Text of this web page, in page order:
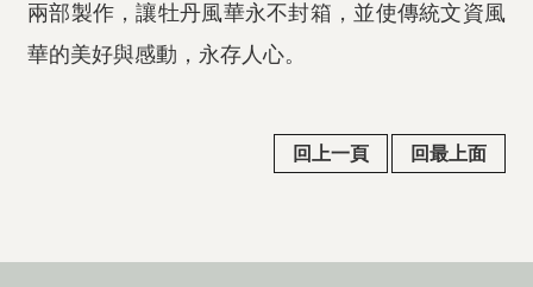
兩部製作，讓牡丹風華永不封箱，並使傳統文資風
華的美好與感動，永存人心。
回上一頁 回最上面